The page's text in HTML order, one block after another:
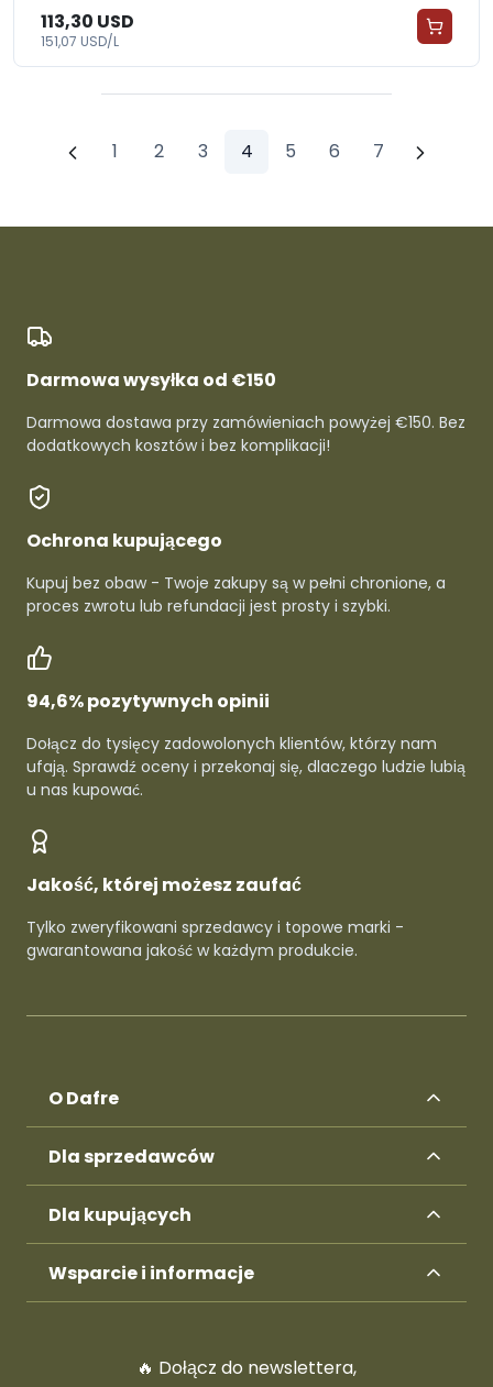
113,30 USD
151,07 USD/L
1 2 3 4 5 6 7
Darmowa wysyłka od €150
Darmowa dostawa przy zamówieniach powyżej €150. Bez
dodatkowych kosztów i bez komplikacji!
Ochrona kupującego
Kupuj bez obaw - Twoje zakupy są w pełni chronione, a
proces zwrotu lub refundacji jest prosty i szybki.
94,6% pozytywnych opinii
Dołącz do tysięcy zadowolonych klientów, którzy nam
ufają. Sprawdź oceny i przekonaj się, dlaczego ludzie lubią
u nas kupować.
Jakość, której możesz zaufać
Tylko zweryfikowani sprzedawcy i topowe marki -
gwarantowana jakość w każdym produkcie.
O Dafre
Dla sprzedawców
Dla kupujących
Wsparcie i informacje
🔥 Dołącz do newslettera,